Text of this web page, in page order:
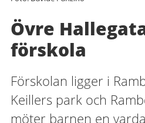
Övre
förskola
Förskolan ligger i
Keillers park och
möter barnen en